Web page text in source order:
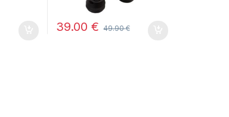
39.00 € 49.90€